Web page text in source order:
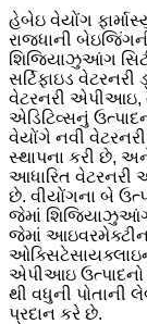
હેબેઇ વેયોંગ
રાજધાની
શિજિયાઝુઆંગ
સર્ટિફાઇડ
વેટરનરી એપીઆઇ,
એડિટિવ્સનું
વેયોંગે નવી
સ્થાપના કરી છે,
આધારિત વેટરનરી
છે. વીયોંગના બે
જેમાં
જેમાં
એપીઆઇ
થી વધુની
પ્રદાન કરે છે.